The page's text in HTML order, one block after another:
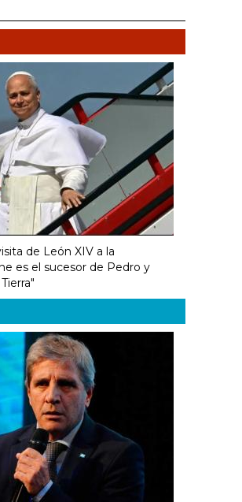
de León XIV a la
es el sucesor de Pedro y